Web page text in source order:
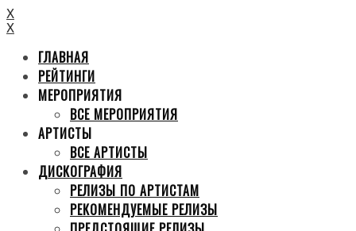
X
X
ГЛАВНАЯ
РЕЙТИНГИ
МЕРОПРИЯТИЯ
ВСЕ МЕРОПРИЯТИЯ
АРТИСТЫ
ВСЕ АРТИСТЫ
ДИСКОГРАФИЯ
РЕЛИЗЫ ПО АРТИСТАМ
РЕКОМЕНДУЕМЫЕ РЕЛИЗЫ